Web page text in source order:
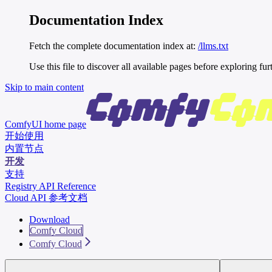
Documentation Index
Fetch the complete documentation index at: /llms.txt
Use this file to discover all available pages before exploring
Skip to main content
ComfyUI home page
开始使用
内置节点
开发
支持
Registry API Reference
Cloud API 参考文档
Download
Comfy Cloud
Comfy Cloud